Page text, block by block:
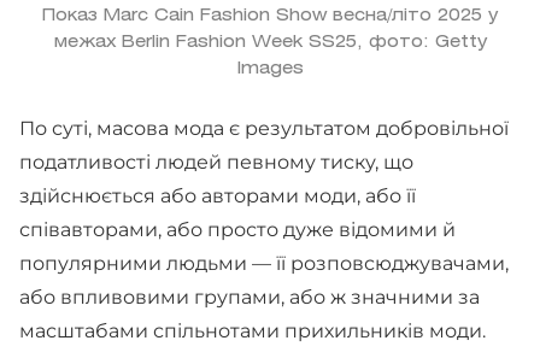
Показ Marc Cain Fashion Show весна/літо 2025 у
межах Berlin Fashion Week SS25, фото: Getty
Images
По суті, масова мода є результатом добровільної
податливості людей певному тиску, що
здійснюється або авторами моди, або її
співавторами, або просто дуже відомими й
популярними людьми — її розповсюджувачами,
або впливовими групами, або ж значними за
масштабами спільнотами прихильників моди.